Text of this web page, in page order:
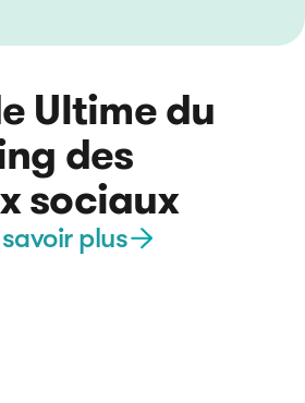
Ultime du
des
sociaux
savoir plus